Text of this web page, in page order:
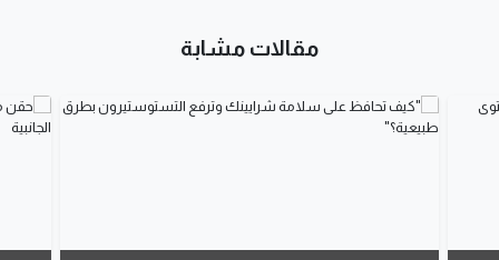
مقالات مشابة